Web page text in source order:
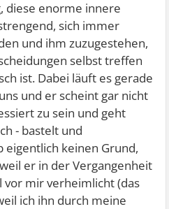
diese enorme innere
sich immer
und ihm zuzugestehen,
selbst treffen
ist. Dabei läuft es gerade
und er scheint gar nicht
zu sein und geht
- bastelt und
eigentlich keinen Grund,
er in der Vergangenheit
vor mir verheimlicht (das
ich ihn durch meine